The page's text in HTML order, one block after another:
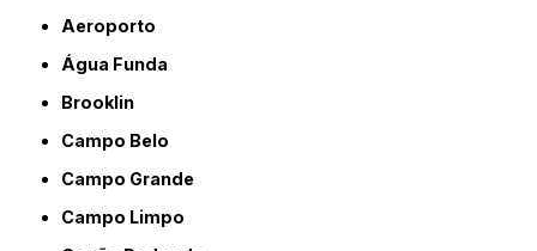
Aeroporto
Água Funda
Brooklin
Campo Belo
Campo Grande
Campo Limpo